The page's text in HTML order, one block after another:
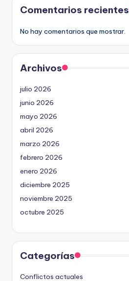
Comentarios recientes
No hay comentarios que mostrar.
Archivos
julio 2026
junio 2026
mayo 2026
abril 2026
marzo 2026
febrero 2026
enero 2026
diciembre 2025
noviembre 2025
octubre 2025
Categorías
Conflictos actuales